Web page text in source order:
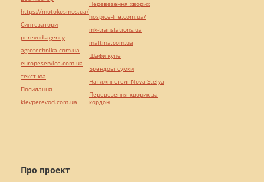
Про проект
https://motokosmos.ua/
Синтезатори
perevod.agency
agrotechnika.com.ua
europeservice.com.ua
текст юа
Посилання
kievperevod.com.ua
Перевезення хворих
hospice-life.com.ua/
mk-translations.ua
maltina.com.ua
Шафи купе
Брендові сумки
Натяжні стелі Nova Stelya
Перевезення хворих за
кордон